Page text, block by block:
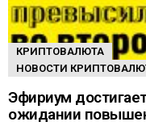
КРИПТОВАЛЮТА
НОВОСТИ
Эфириум
ожидании